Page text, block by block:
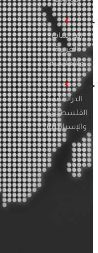
الدراسات
العربية
والإقليمية
الدراسات
الفلسطينية
والإسرائيلية